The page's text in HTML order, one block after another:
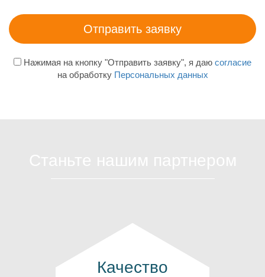
Нажимая на кнопку "Отправить заявку", я даю согласие
на обработку Персональных данных
Качество